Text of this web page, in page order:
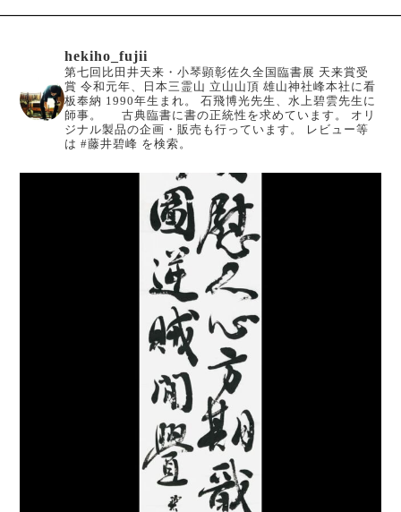
hekiho_fujii
第七回比田井天来・小琴顕彰佐久全国臨書展 天来賞受
賞 令和元年、日本三霊山 立山山頂 雄山神社峰本社に看
板奉納 1990年生まれ。
石飛博光先生、水上碧雲先生に
師事。
古典臨書に書の正統性を求めています。
オリ
ジナル製品の企画・販売も行っています。
レビュー等
は #藤井碧峰 を検索。